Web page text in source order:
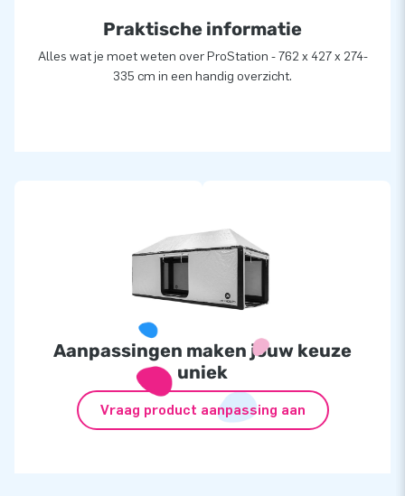
Praktische informatie
Alles wat je moet weten over ProStation - 762 x 427 x 274-
335 cm in een handig overzicht.
Aanpassingen maken jouw keuze
uniek
Vraag product aanpassing aan